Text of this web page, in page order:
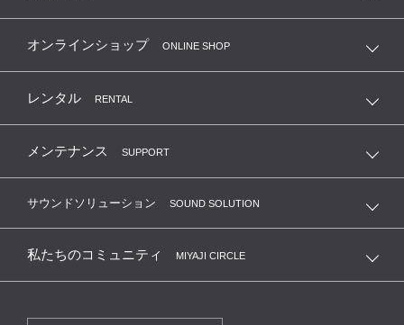
オンラインショップ ONLINE SHOP
レンタル RENTAL
メンテナンス SUPPORT
サウンドソリューション SOUND SOLUTION
私たちのコミュニティ MIYAJI CIRCLE